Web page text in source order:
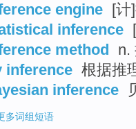
engine [计
inference
method n.
inference 根据推
inference
多词组短语